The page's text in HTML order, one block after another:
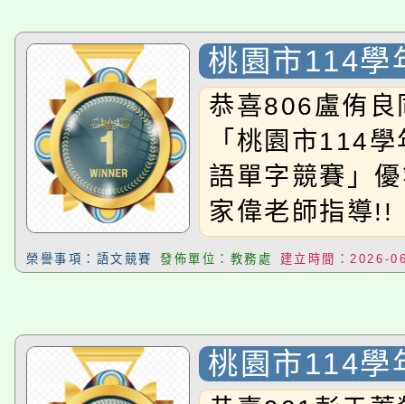
者。
份教師研習
淨零綠生活教案入校路
會
115年食農教育專業人
程
的雙語學習環
績！恭喜獲獎
參與教師的辛
桃園市114學
英語單字競賽
恭喜806盧侑良
「桃園市114
語單字競賽」
家偉老師指導!!
榮譽事項：語文競賽 發佈單位：教務處 建立時間：2026-
桃園市114學
技藝競賽獲